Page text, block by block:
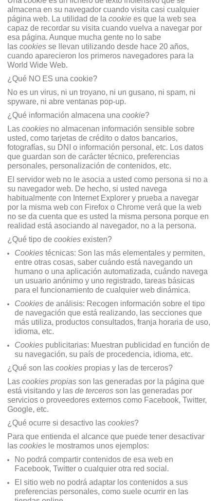
almacena en su navegador cuando visita casi cualquier
página web. La utilidad de la cookie es que la web sea
capaz de recordar su visita cuando vuelva a navegar por
esa página. Aunque mucha gente no lo sabe
las cookies se llevan utilizando desde hace 20 años,
cuando aparecieron los primeros navegadores para la
World Wide Web.
¿Qué NO ES una cookie?
No es un virus, ni un troyano, ni un gusano, ni spam, ni
spyware, ni abre ventanas pop-up.
¿Qué información almacena una cookie?
Las cookies no almacenan información sensible sobre
usted, como tarjetas de crédito o datos bancarios,
fotografías, su DNI o información personal, etc. Los datos
que guardan son de carácter técnico, preferencias
personales, personalización de contenidos, etc.
El servidor web no le asocia a usted como persona si no a
su navegador web. De hecho, si usted navega
habitualmente con Internet Explorer y prueba a navegar
por la misma web con Firefox o Chrome verá que la web
no se da cuenta que es usted la misma persona porque en
realidad está asociando al navegador, no a la persona.
¿Qué tipo de cookies existen?
Cookies técnicas: Son las más elementales y permiten,
entre otras cosas, saber cuándo está navegando un
humano o una aplicación automatizada, cuándo navega
un usuario anónimo y uno registrado, tareas básicas
para el funcionamiento de cualquier web dinámica.
Cookies de análisis: Recogen información sobre el tipo
de navegación que está realizando, las secciones que
más utiliza, productos consultados, franja horaria de uso,
idioma, etc.
Cookies publicitarias: Muestran publicidad en función de
su navegación, su país de procedencia, idioma, etc.
¿Qué son las cookies propias y las de terceros?
Las cookies propias son las generadas por la página que
está visitando y las de terceros son las generadas por
servicios o proveedores externos como Facebook, Twitter,
Google, etc.
¿Qué ocurre si desactivo las cookies?
Para que entienda el alcance que puede tener desactivar
las cookies le mostramos unos ejemplos:
No podrá compartir contenidos de esa web en
Facebook, Twitter o cualquier otra red social.
El sitio web no podrá adaptar los contenidos a sus
preferencias personales, como suele ocurrir en las